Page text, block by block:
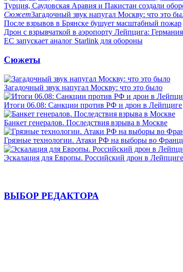
Турция, Саудовская Аравия и Пакистан создали
СюжетЗагадочный звук напугал Москву: что это
После взрывов в Брянске бушует масштабный пожар
Дрон с взрывчаткой в аэропорту Лейпцига:
ЕС запускает аналог Starlink для обороны
Сюжеты
Загадочный звук напугал Москву: что это было
Итоги 06.08: Санкции против РФ и дрон в Лейпциге
Банкет генералов. Последствия взрыва в Москве
Грязные технологии. Атаки РФ на выборы во
Эскалация для Европы. Российский дрон в Лейпциге
ВЫБОР РЕДАКТОРА